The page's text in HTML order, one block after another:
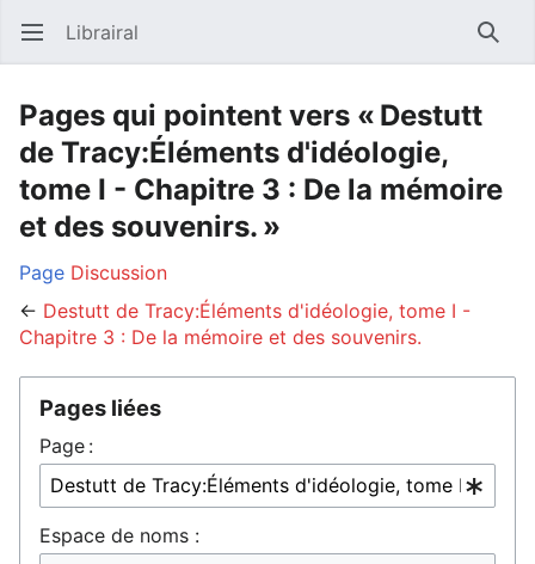
Ouvrir le menu principal Librairal
Pages qui pointent vers « Destutt
de Tracy:Éléments d'idéologie,
tome I - Chapitre 3 : De la mémoire
et des souvenirs. »
Page Discussion
← Destutt de Tracy:Éléments d'idéologie, tome I -
Chapitre 3 : De la mémoire et des souvenirs.
Pages liées
Page :
Espace de noms :